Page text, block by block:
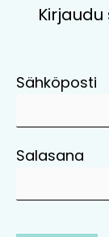
Sähköposti
Salasana